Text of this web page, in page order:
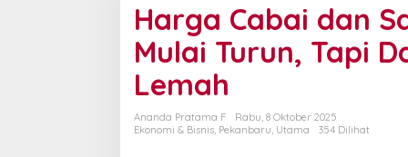
r
g
a
i
Harga Cabai dan
Mulai Turun, Tapi
Lemah
Ananda Pratama F
Rabu, 8 Oktober 2025
Ekonomi & Bisnis, Pekanbaru, Utama 354 Dilihat